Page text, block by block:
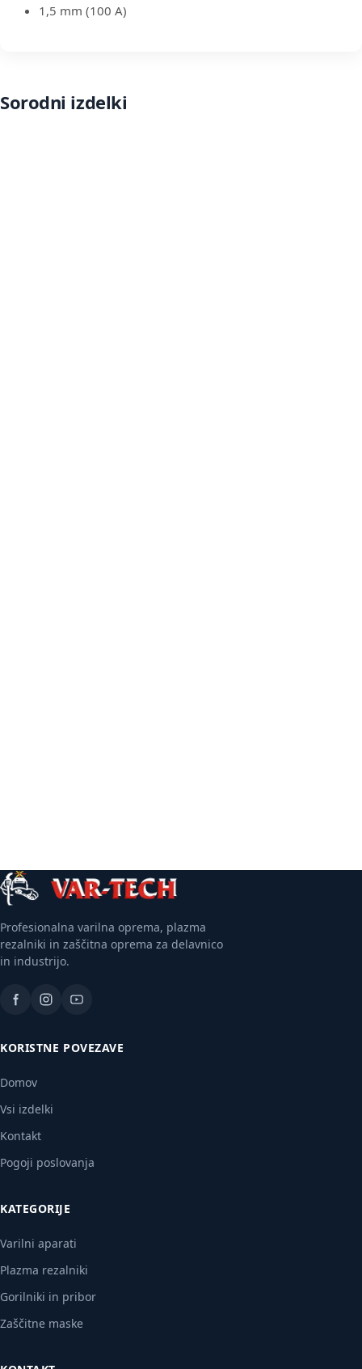
1,5 mm (100 A)
Sorodni izdelki
Profesionalna varilna oprema, plazma
rezalniki in zaščitna oprema za delavnico
in industrijo.
KORISTNE POVEZAVE
Domov
Vsi izdelki
Kontakt
Pogoji poslovanja
KATEGORIJE
Varilni aparati
Plazma rezalniki
Gorilniki in pribor
Zaščitne maske